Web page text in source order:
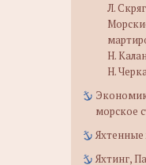
Л.
Н.
Н.
морское
Яхтинг,